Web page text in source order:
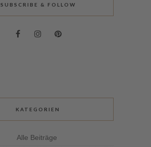
SUBSCRIBE & FOLLOW
KATEGORIEN
Alle Beiträge